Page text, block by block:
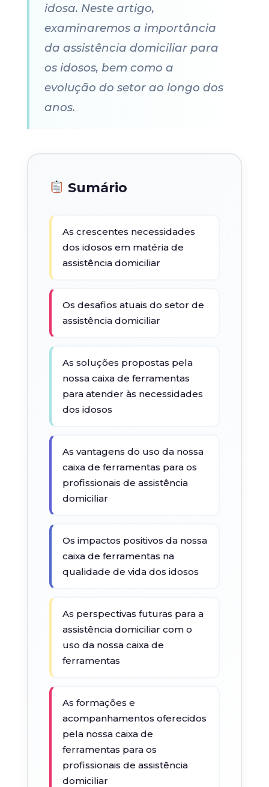
idosa. Neste artigo,
examinaremos a importância
da assistência domiciliar para
os idosos, bem como a
evolução do setor ao longo dos
anos.
Sumário
As crescentes necessidades
dos idosos em matéria de
assistência domiciliar
Os desafios atuais do setor de
assistência domiciliar
As soluções propostas pela
nossa caixa de ferramentas
para atender às necessidades
dos idosos
As vantagens do uso da nossa
caixa de ferramentas para os
profissionais de assistência
domiciliar
Os impactos positivos da nossa
caixa de ferramentas na
qualidade de vida dos idosos
As perspectivas futuras para a
assistência domiciliar com o
uso da nossa caixa de
ferramentas
As formações e
acompanhamentos oferecidos
pela nossa caixa de
ferramentas para os
profissionais de assistência
domiciliar